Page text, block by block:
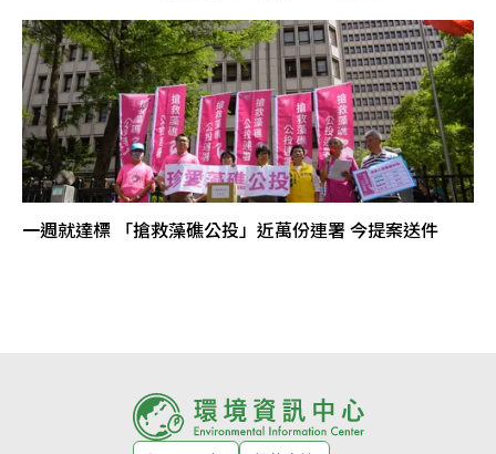
一週就達標 「搶救藻礁公投」近萬份連署 今提案送件